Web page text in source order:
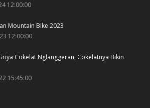
12:00:00
Mountain Bike 2023
12:00:00
Cokelat Nglanggeran, Cokelatnya Bikin
15:45:00